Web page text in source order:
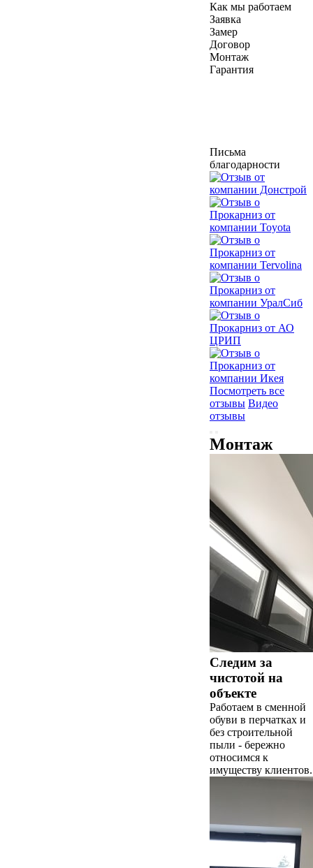
Как мы работаем
Заявка
Замер
Договор
Монтаж
Гарантия
Письма
благодарности
Посмотреть все
отзывы Видео
отзывы
Монтаж
Следим за
чистотой на
объекте
Работаем в сменной
обуви в перчатках и
без строительной
пыли - бережно
относимся к
имуществу клиентов.